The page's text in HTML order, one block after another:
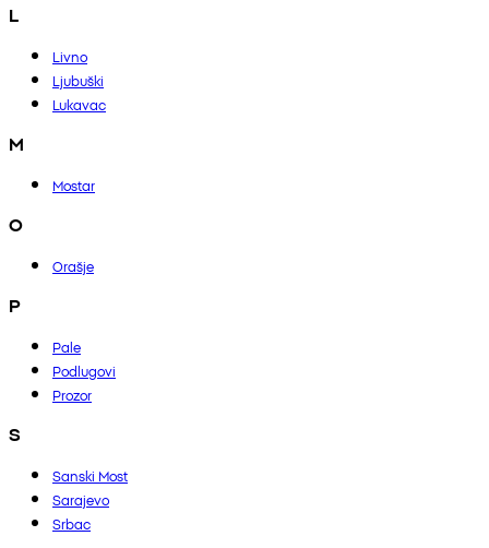
L
Livno
Ljubuški
Lukavac
M
Mostar
O
Orašje
P
Pale
Podlugovi
Prozor
S
Sanski Most
Sarajevo
Srbac